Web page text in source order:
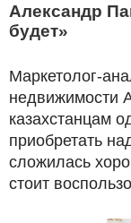
Александр
будет»
Маркетолог-
недвижимости
казахстанцам
приобретать
сложилась
стоит